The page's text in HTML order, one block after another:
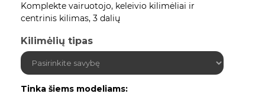
Komplekte vairuotojo, keleivio kilimėliai ir
centrinis kilimas, 3 dalių
Kilimėlių tipas
Tinka šiems modeliams: